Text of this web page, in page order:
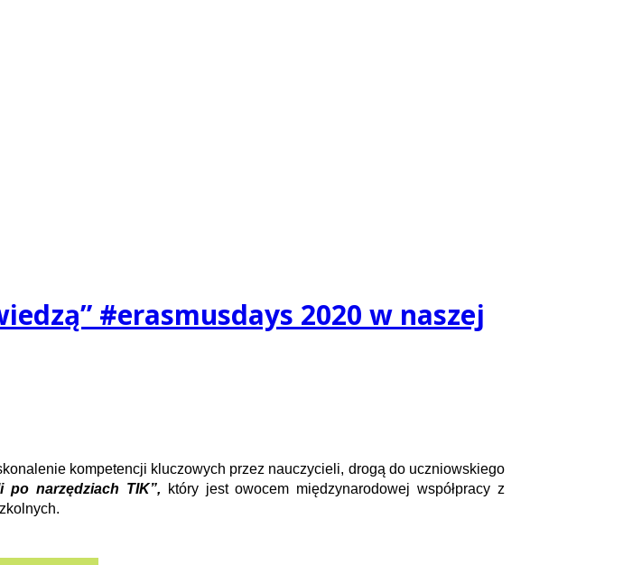
#erasmusdays 2020 w naszej
kompetencji kluczowych przez nauczycieli, drogą do uczniowskiego
po narzędziach TIK”, który jest owocem międzynarodowej współpracy z